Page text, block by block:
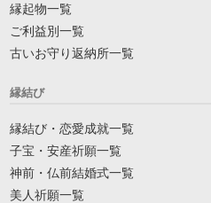
縁起物一覧
ご利益別一覧
古いお守り返納所一覧
縁結び
縁結び・恋愛成就一覧
子宝・安産祈願一覧
神前・仏前結婚式一覧
美人祈願一覧